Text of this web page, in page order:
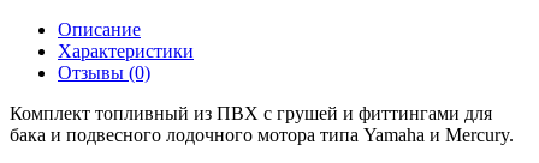
Описание
Характеристики
Отзывы (0)
Комплект топливный из ПВХ с грушей и фиттингами для
бака и подвесного лодочного мотора типа Yamaha и Mercury.